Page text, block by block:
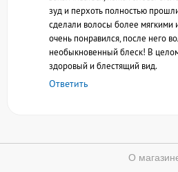
зуд и перхоть полностью
сделали волосы более
очень понравился, после него
необыкновенный блеск! В
здоровый и блестящий вид.
Ответить
О